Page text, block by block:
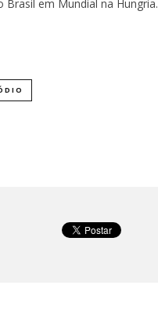
em Mundial na Hungria.